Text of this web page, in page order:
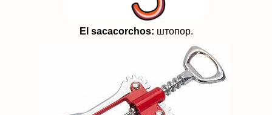
El sacacorchos: штопор.